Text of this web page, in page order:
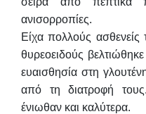
ανισορροπίες.
Είχα πολλούς ασθενείς
θυρεοειδούς
ευαισθησία στη
από τη διατροφή
ένιωθαν και καλύτερα.